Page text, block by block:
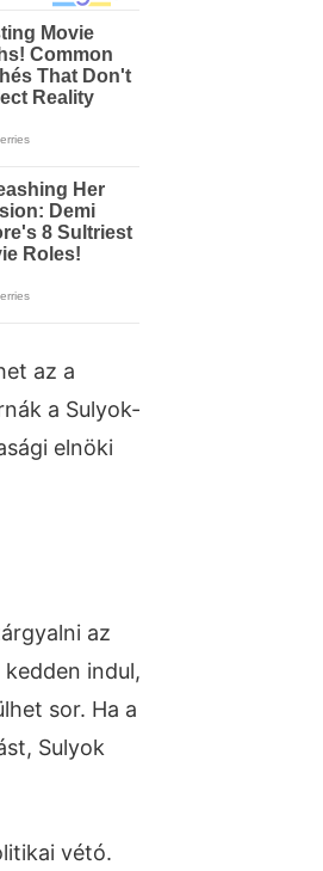
az a
a Sulyok-
elnöki
az
indul,
sor. Ha a
Sulyok
vétó.